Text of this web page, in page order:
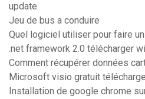
update
Jeu de bus a conduire
Quel logiciel utiliser pour faire
.net framework 2.0 télécharger
Comment récupérer données
Microsoft visio gratuit
Installation de google chrome